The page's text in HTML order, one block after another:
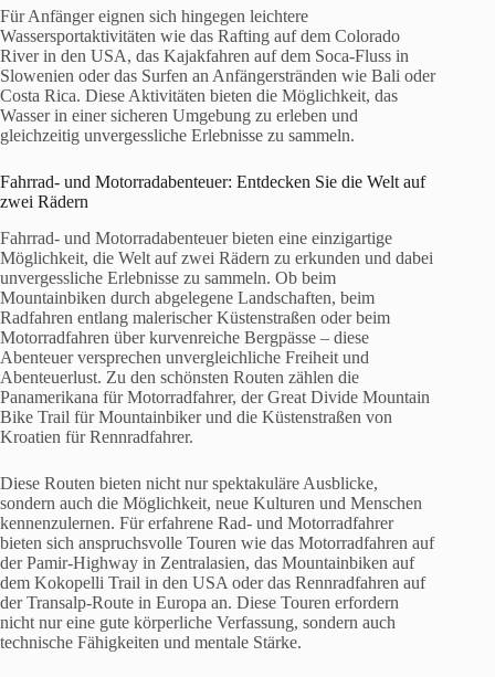
Für Anfänger eignen sich hingegen leichtere
Wassersportaktivitäten wie das Rafting auf dem Colorado
River in den USA, das Kajakfahren auf dem Soca-Fluss in
Slowenien oder das Surfen an Anfängerstränden wie Bali oder
Costa Rica. Diese Aktivitäten bieten die Möglichkeit, das
Wasser in einer sicheren Umgebung zu erleben und
gleichzeitig unvergessliche Erlebnisse zu sammeln.
Fahrrad- und Motorradabenteuer: Entdecken Sie die Welt auf
zwei Rädern
Fahrrad- und Motorradabenteuer bieten eine einzigartige
Möglichkeit, die Welt auf zwei Rädern zu erkunden und dabei
unvergessliche Erlebnisse zu sammeln. Ob beim
Mountainbiken durch abgelegene Landschaften, beim
Radfahren entlang malerischer Küstenstraßen oder beim
Motorradfahren über kurvenreiche Bergpässe – diese
Abenteuer versprechen unvergleichliche Freiheit und
Abenteuerlust. Zu den schönsten Routen zählen die
Panamerikana für Motorradfahrer, der Great Divide Mountain
Bike Trail für Mountainbiker und die Küstenstraßen von
Kroatien für Rennradfahrer.
Diese Routen bieten nicht nur spektakuläre Ausblicke,
sondern auch die Möglichkeit, neue Kulturen und Menschen
kennenzulernen. Für erfahrene Rad- und Motorradfahrer
bieten sich anspruchsvolle Touren wie das Motorradfahren auf
der Pamir-Highway in Zentralasien, das Mountainbiken auf
dem Kokopelli Trail in den USA oder das Rennradfahren auf
der Transalp-Route in Europa an. Diese Touren erfordern
nicht nur eine gute körperliche Verfassung, sondern auch
technische Fähigkeiten und mentale Stärke.